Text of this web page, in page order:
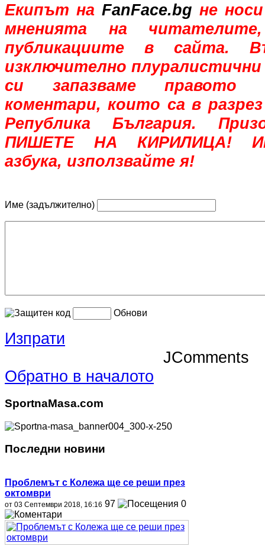
Екипът на FanFace.bg не
мненията на
публикациите в сайта.
изключително
си запазваме правото
коментари, които са в
Република България.
ПИШЕТЕ НА КИРИЛИЦА!
азбука, използвайте я!
Име (задължително)
Обнови
Изпрати
JComments
Обратно в началото
SportnaMasa.com
Последни новини
Проблемът с Колежа ще се реши през
октомври
от 03 Септември 2018, 16:16 97 0